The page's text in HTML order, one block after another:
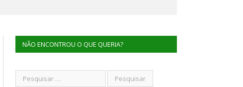
NÃO ENCONTROU O QUE QUERIA?